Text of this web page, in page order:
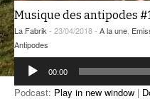
ANCIENNES ÉMISSIONS
Musique des antipodes
La Fabrik - 23/04/2018 - A la une
Antipodes
Lecteur
audio
00:00
Podcast: Play in new window |